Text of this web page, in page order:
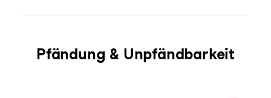
Pfändung & Unpfändbarkeit